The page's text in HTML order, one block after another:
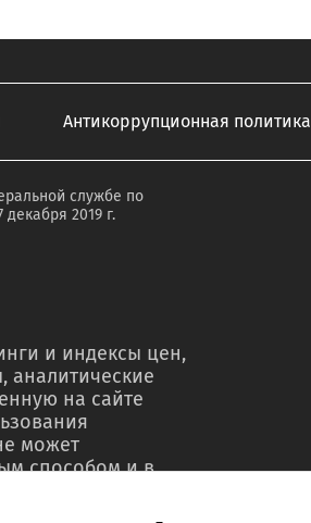
Антикоррупционная политика
службе по
2019 г.
и индексы цен,
аналитические
на сайте
может
способом и в
в рамках
в коммерческих